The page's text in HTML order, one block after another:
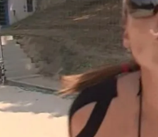
Curling
Dostihy
Florbal
Golf